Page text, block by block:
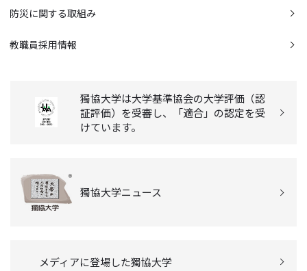
防災に関する取組み
教職員採用情報
獨協大学は大学基準協会の大学評価（認
証評価）を受審し、「適合」の認定を受
けています。
獨協大学ニュース
メディアに登場した獨協大学